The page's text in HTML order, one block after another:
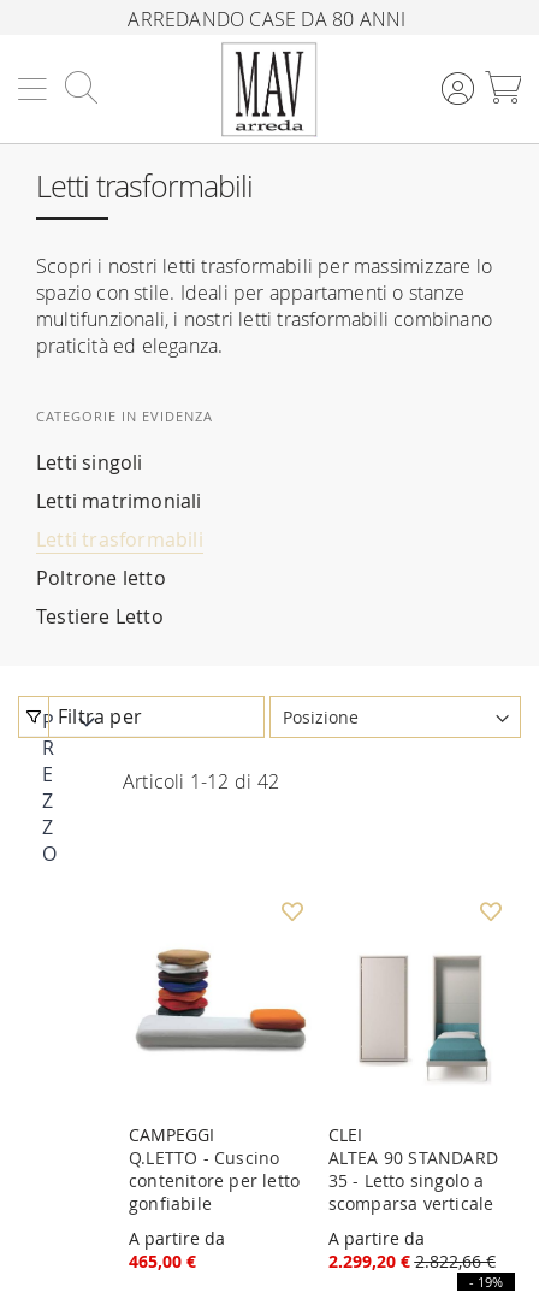
ARREDANDO CASE DA 80 ANNI
Letti trasformabili
Scopri i nostri letti trasformabili per massimizzare lo
spazio con stile. Ideali per appartamenti o stanze
multifunzionali, i nostri letti trasformabili combinano
praticità ed eleganza.
CATEGORIE IN EVIDENZA
Letti singoli
Letti matrimoniali
Letti trasformabili
Poltrone letto
Testiere Letto
Articoli 1-12 di 42
CAMPEGGI
Q.LETTO - Cuscino
contenitore per letto
gonfiabile
A partire da
465,00 €
CLEI
ALTEA 90 STANDARD
35 - Letto singolo a
scomparsa verticale
A partire da
2.299,20 € 2.822,66 €
- 19%
Filtra per
P
R
E
Z
Z
O